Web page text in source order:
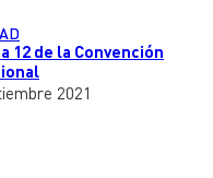
12 de la Convención
2021